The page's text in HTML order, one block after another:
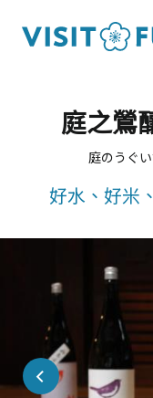
庭之鶯
庭のうぐ
好水、好米